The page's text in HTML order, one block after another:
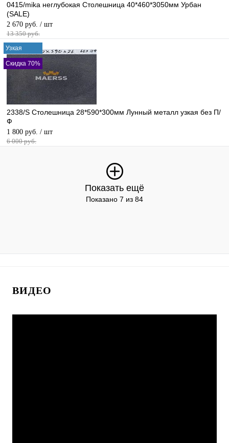
0415/mika неглубокая Столешница 40*460*3050мм Урбан
(SALE)
2 670 руб. / шт
13 350 руб.
Узкая
Скидка 70%
2338/S Столешница 28*590*300мм Лунный металл узкая без П/
Ф
1 800 руб. / шт
6 000 руб.
Показать ещё
Показано 7 из 84
ВИДЕО